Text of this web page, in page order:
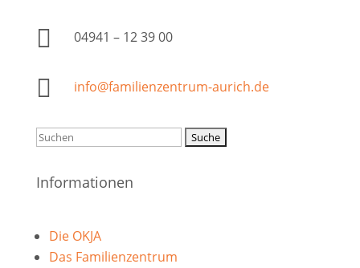
 04941 – 12 39 00
 info@familienzentrum-aurich.de
Suchen
Informationen
Die OKJA
Das Familienzentrum